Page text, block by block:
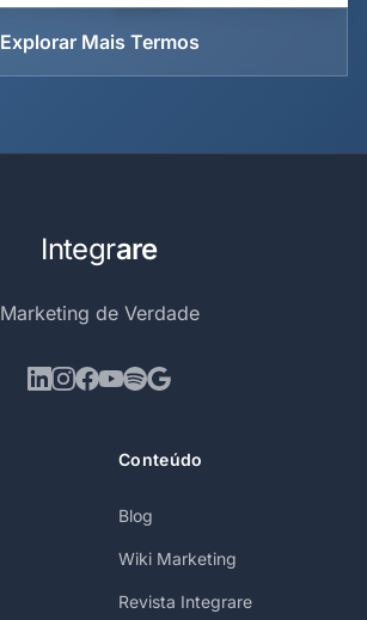
Explorar Mais Termos
Integrare
Marketing de Verdade
Conteúdo
Blog
Wiki Marketing
Revista Integrare